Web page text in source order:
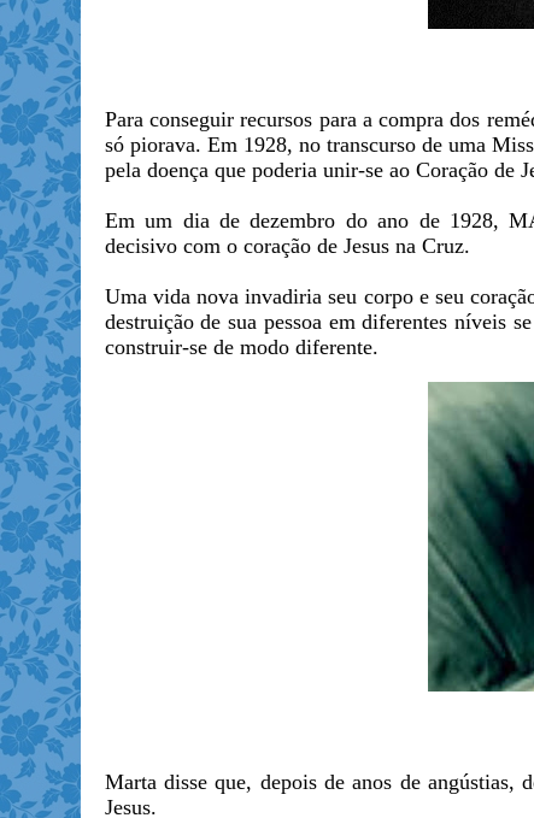
Para conseguir recursos para a compra dos
só piorava. Em 1928, no transcurso de uma
pela doença que poderia unir-se ao Coração de
Em um dia de dezembro do ano de 1928,
decisivo com o coração de Jesus na Cruz.
Uma vida nova invadiria seu corpo e seu
destruição de sua pessoa em diferentes níveis
construir-se de modo diferente.
Marta disse que, depois de anos de
Jesus.